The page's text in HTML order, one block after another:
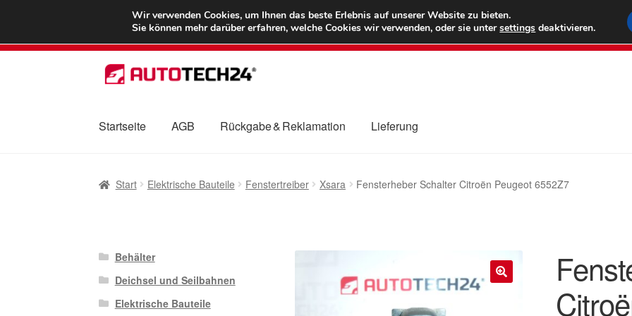
LIEFERUNG ab 6 EUR
(800)
Zur
Navigation
Zum
Inhalt
Startseite AGB Rückgabe & Reklamation Lieferung
Start Elektrische Bauteile Fenstertreiber Xsara Fensterheber Schalter Citroën Peugeot 6552Z7
Behälter
Deichsel und Seilbahnen
Elektrische Bauteile
Wir verwenden Cookies, um Ihnen das beste Erlebnis auf unserer Website zu bieten.
Sie können mehr darüber erfahren, welche Cookies wir verwenden, oder sie untersettings deaktivieren.